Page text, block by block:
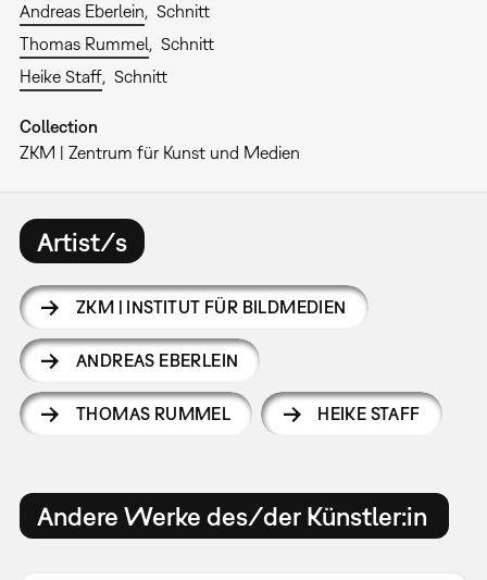
Andreas Eberlein
Schnitt
Thomas Rummel
Schnitt
Heike Staff
Schnitt
Collection
ZKM | Zentrum für Kunst und Medien
Artist/s
ZKM | INSTITUT FÜR BILDMEDIEN
ANDREAS EBERLEIN
THOMAS RUMMEL HEIKE STAFF
Andere Werke des/der Künstler:in